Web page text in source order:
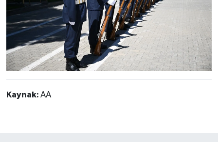
Kaynak: AA